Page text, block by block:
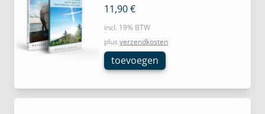
11,90€
incl. 19% BTW
plus verzendkosten
toevoegen